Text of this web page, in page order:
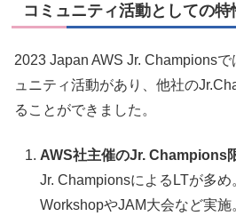
コミュニティ活動としての特
2023 Japan AWS Jr. Championsで
ュニティ活動があり、他社の
ることができました。
AWS社主催のJr. Champions
Jr. ChampionsによるLTが多
WorkshopやJAM大会など実施